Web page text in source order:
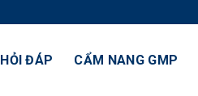
HỎI ĐÁP CẨM NANG GMP